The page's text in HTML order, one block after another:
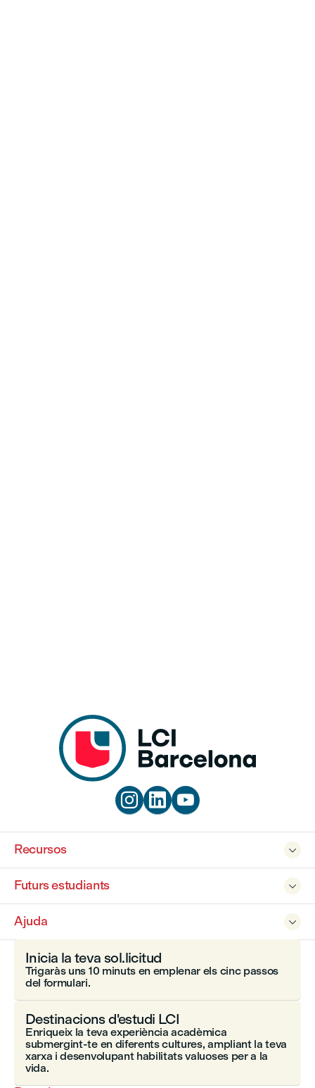
  

Recursos

Futurs estudiants

Ajuda
Inicia la teva sol.licitud
Trigaràs uns 10 minuts en emplenar els cinc passos
del formulari.
Destinacions d'estudi LCI
Enriqueix la teva experiència acadèmica
submergint-te en diferents cultures, ampliant la teva
xarxa i desenvolupant habilitats valuoses per a la
vida.